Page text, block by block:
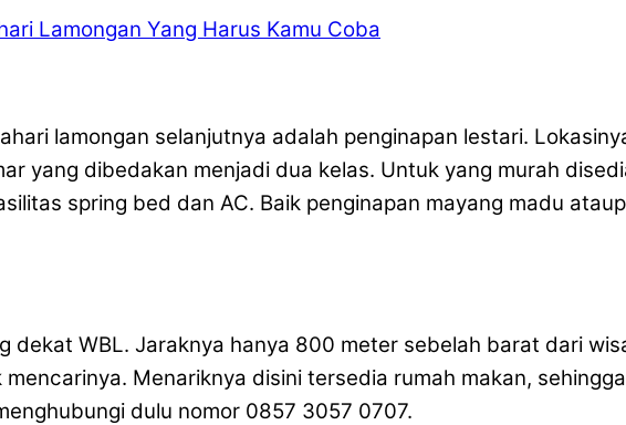
Lamongan Yang Harus Kamu Coba
lamongan selanjutnya adalah penginapan lestari.
yang dibedakan menjadi dua kelas. Untuk yang murah
spring bed dan AC. Baik penginapan mayang madu
dekat WBL. Jaraknya hanya 800 meter sebelah barat dari
Menariknya disini tersedia rumah makan,
dulu nomor 0857 3057 0707.